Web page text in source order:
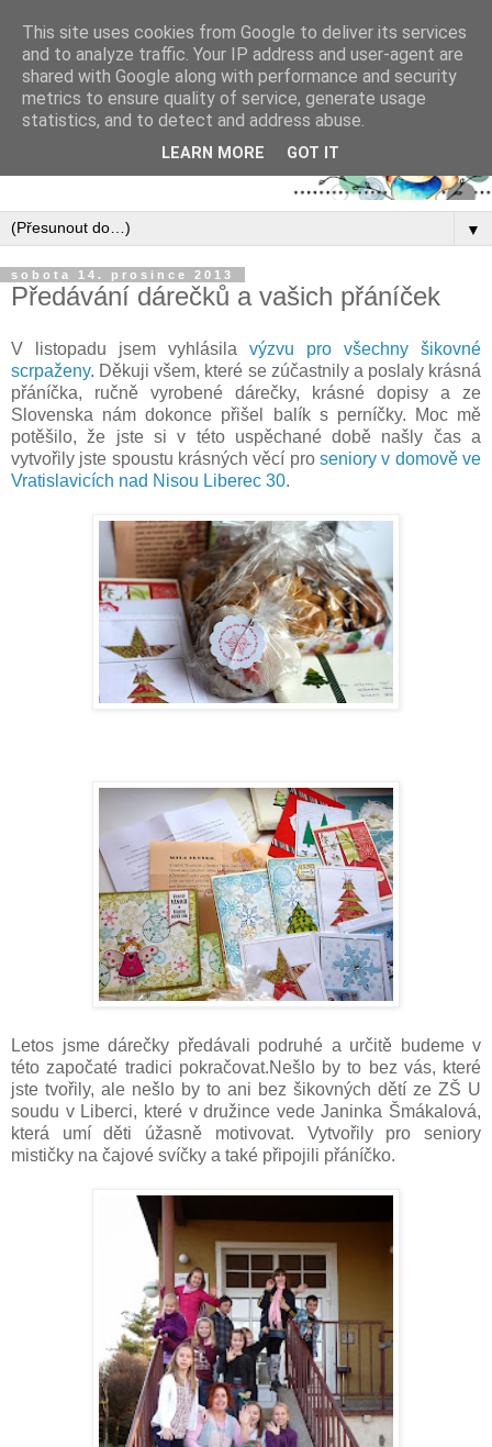
▼
sobota 14. prosince 2013
Předávání dárečků a vašich přáníček
V listopadu jsem vyhlásila výzvu pro všechny šikovné
scrpaženy. Děkuji všem, které se zúčastnily a poslaly krásná
přáníčka, ručně vyrobené dárečky, krásné dopisy a ze
Slovenska nám dokonce přišel balík s perníčky. Moc mě
potěšilo, že jste si v této uspěchané době našly čas a
vytvořily jste spoustu krásných věcí pro seniory v domově ve
Vratislavicích nad Nisou Liberec 30.
Letos jsme dárečky předávali podruhé a určitě budeme v
této započaté tradici pokračovat.Nešlo by to bez vás, které
jste tvořily, ale nešlo by to ani bez šikovných dětí ze ZŠ U
soudu v Liberci, které v družince vede Janinka Šmákalová,
která umí děti úžasně motivovat. Vytvořily pro seniory
mističky na čajové svíčky a také připojili přáníčko.
This site uses cookies from Google to deliver its services
and to analyze traffic. Your IP address and user-agent are
shared with Google along with performance and security
metrics to ensure quality of service, generate usage
statistics, and to detect and address abuse.
LEARN MORE GOT IT